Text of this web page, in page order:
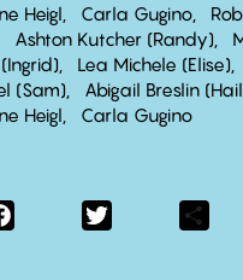
Heigl
Carla Gugino
Ashton Kutcher (Randy)
Lea Michele (Elise)
(Sam)
Abigail Breslin
Heigl
Carla Gugino
Facebook